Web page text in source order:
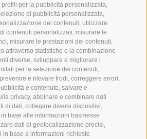
per la pubblicità personalizzata,
di pubblicità personalizzata,
dei contenuti, utilizzare
contenuti personalizzati, misurare le
misurare le prestazioni dei contenuti,
attraverso statistiche o la combinazione
diverse, sviluppare e migliorare i
per la selezione dei contenuti,
e rilevare frodi, correggere errori,
e contenuto, salvare e
privacy, abbinare e combinare dati
di dati, collegare diversi dispositivi,
base alle informazioni trasmesse
dati di geolocalizzazione precisi,
in base a informazioni richieste
Casies
e aggiornati!